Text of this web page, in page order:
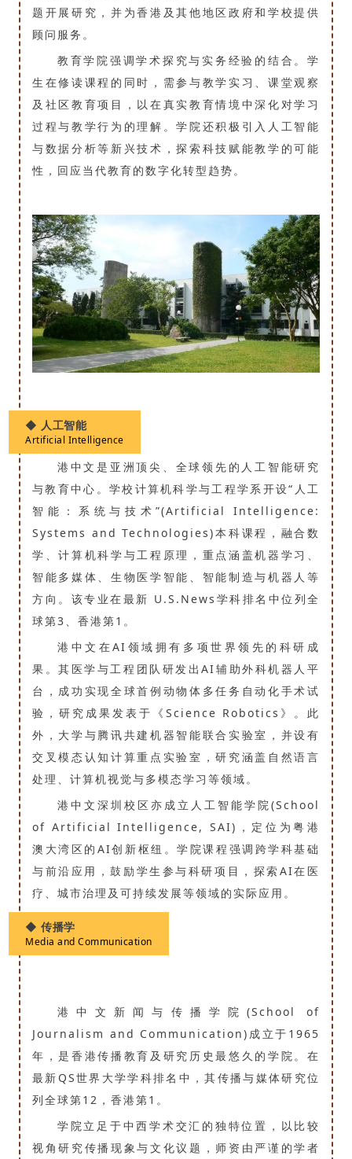
题开展研究，并为香港及其他地区政府和学校提供
顾问服务。
教育学院强调学术探究与实务经验的结合。学
生在修读课程的同时，需参与教学实习、课堂观察
及社区教育项目，以在真实教育情境中深化对学习
过程与教学行为的理解。学院还积极引入人工智能
与数据分析等新兴技术，探索科技赋能教学的可能
性，回应当代教育的数字化转型趋势。
◆ 人工智能
Artificial Intelligence
港中文是亚洲顶尖、全球领先的人工智能研究
与教育中心。学校计算机科学与工程学系开设“人工
智能：系统与技术”(Artificial Intelligence:
Systems and Technologies)本科课程，融合数
学、计算机科学与工程原理，重点涵盖机器学习、
智能多媒体、生物医学智能、智能制造与机器人等
方向。该专业在最新 U.S.News学科排名中位列全
球第3、香港第1。
港中文在AI领域拥有多项世界领先的科研成
果。其医学与工程团队研发出AI辅助外科机器人平
台，成功实现全球首例动物体多任务自动化手术试
验，研究成果发表于《Science Robotics》。此
外，大学与腾讯共建机器智能联合实验室，并设有
交叉模态认知计算重点实验室，研究涵盖自然语言
处理、计算机视觉与多模态学习等领域。
港中文深圳校区亦成立人工智能学院(School
of Artificial Intelligence, SAI)，定位为粤港
澳大湾区的AI创新枢纽。学院课程强调跨学科基础
与前沿应用，鼓励学生参与科研项目，探索AI在医
疗、城市治理及可持续发展等领域的实际应用。
◆ 传播学
Media and Communication
港中文新闻与传播学院(School of
Journalism and Communication)成立于1965
年，是香港传播教育及研究历史最悠久的学院。在
最新QS世界大学学科排名中，其传播与媒体研究位
列全球第12，香港第1。
学院立足于中西学术交汇的独特位置，以比较
视角研究传播现象与文化议题，师资由严谨的学者